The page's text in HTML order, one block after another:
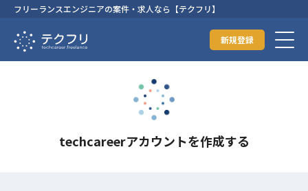
フリーランスエンジニアの案件・求人なら【テクフリ】
新規登録
techcareerアカウントを作成する